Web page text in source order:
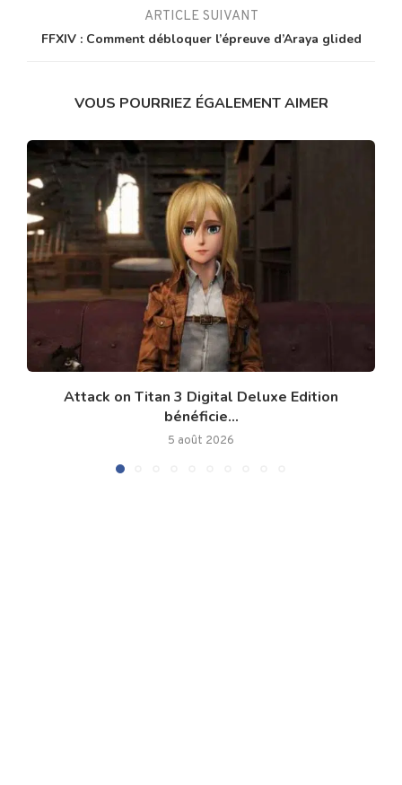
ARTICLE SUIVANT
FFXIV : Comment débloquer l’épreuve d’Araya glided
VOUS POURRIEZ ÉGALEMENT AIMER
Attack on Titan 3 Digital Deluxe Edition
bénéficie...
5 août 2026